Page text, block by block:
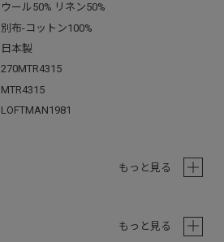
ウール50% リネン50%
別布-コットン100%
日本製
270MTR4315
MTR4315
LOFTMAN1981
もっと見る
もっと見る